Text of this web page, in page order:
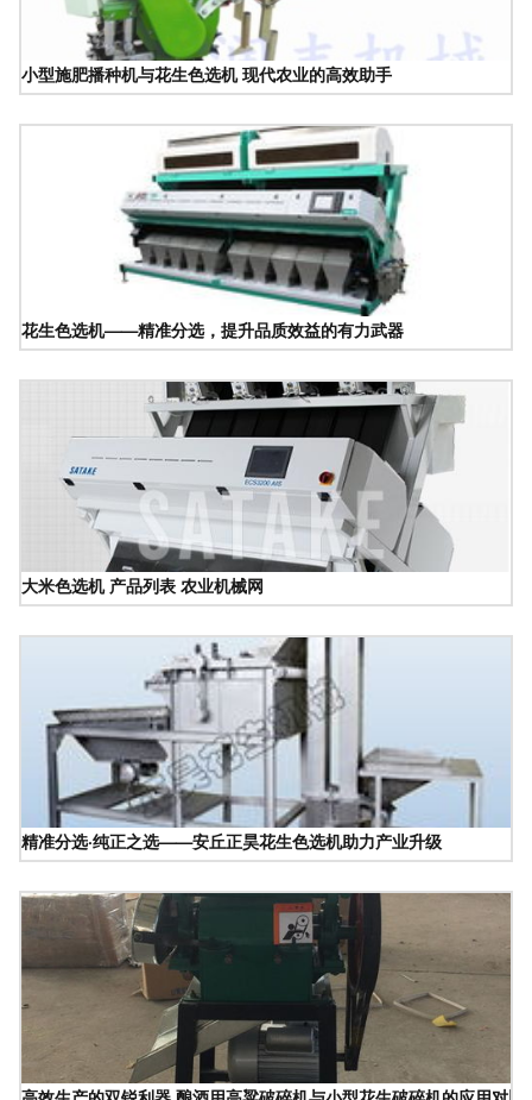
小型施肥播种机与花生色选机 现代农业的高效助手
花生色选机——精准分选，提升品质效益的有力武器
大米色选机 产品列表 农业机械网
精准分选·纯正之选——安丘正昊花生色选机助力产业升级